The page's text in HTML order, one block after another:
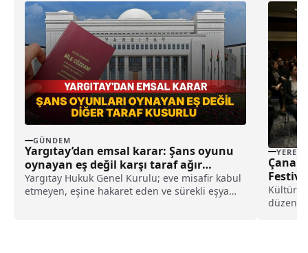
GÜNDEM
Yargıtay’dan emsal karar: Şans oyunu
oynayan eş değil karşı taraf ağır
kusurlu sayıldı
Yargıtay Hukuk Genel Kurulu; eve misafir kabul
etmeyen, eşine hakaret eden ve sürekli eşya
YEREL
Kültür